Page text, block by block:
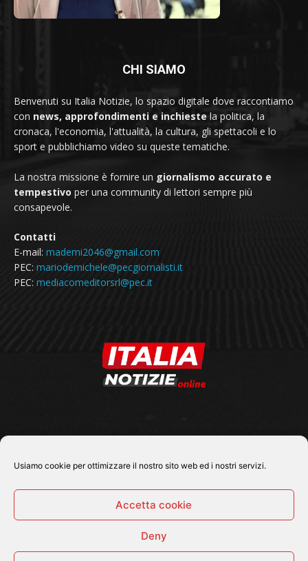
Usiamo cookie per ottimizzare il nostro sito web ed i nostri servizi.
Accetta cookie
Deny
CHI SIAMO
Benvenuti su Italia Notizie, lo spazio digitale dove raccontiamo
con news, approfondimenti e inchieste la politica, la
cronaca, l'economia, l'attualità, la cultura, gli spettacoli e lo
sport e pubblichiamo video su queste tematiche.
La nostra missione è fornire un giornalismo accurato e
tempestivo per una community di lettori sempre più
consapevole.
Contatti
E-mail: mademi2046@gmail.com
PEC: mariodemichele@pecgiornalisti.it
PEC: mediacomeditorsrl@pec.it
© 2026 Tutti i diritti riservati - Italia Notizie .online |